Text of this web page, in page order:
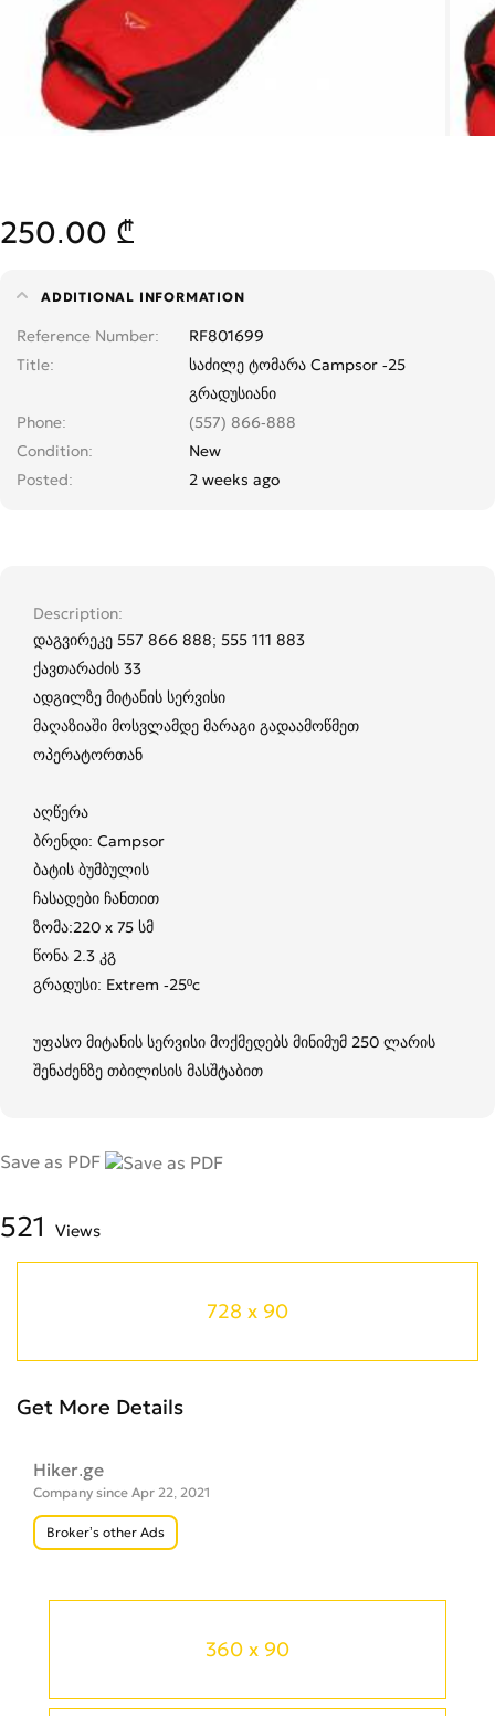
360 x 90
250.00 ₾
ADDITIONAL INFORMATION
Reference Number
RF801699
Title
საძილე ტომარა Campsor -25
გრადუსიანი
Phone
(557) 866-888
Condition
New
Posted
2 weeks ago
Description
დაგვირეკე 557 866 888; 555 111 883
ქავთარაძის 33
ადგილზე მიტანის სერვისი
მაღაზიაში მოსვლამდე მარაგი გადაამოწმეთ
ოპერატორთან
აღწერა
ბრენდი: Campsor
ბატის ბუმბულის
ჩასადები ჩანთით
ზომა:220 x 75 სმ
წონა 2.3 კგ
გრადუსი: Extrem -25ºc
უფასო მიტანის სერვისი მოქმედებს მინიმუმ 250 ლარის
შენაძენზე თბილისის მასშტაბით
Save as PDF
521 Views
728 x 90
Get More Details
Hiker.ge
Company since Apr 22, 2021
Broker’s other Ads